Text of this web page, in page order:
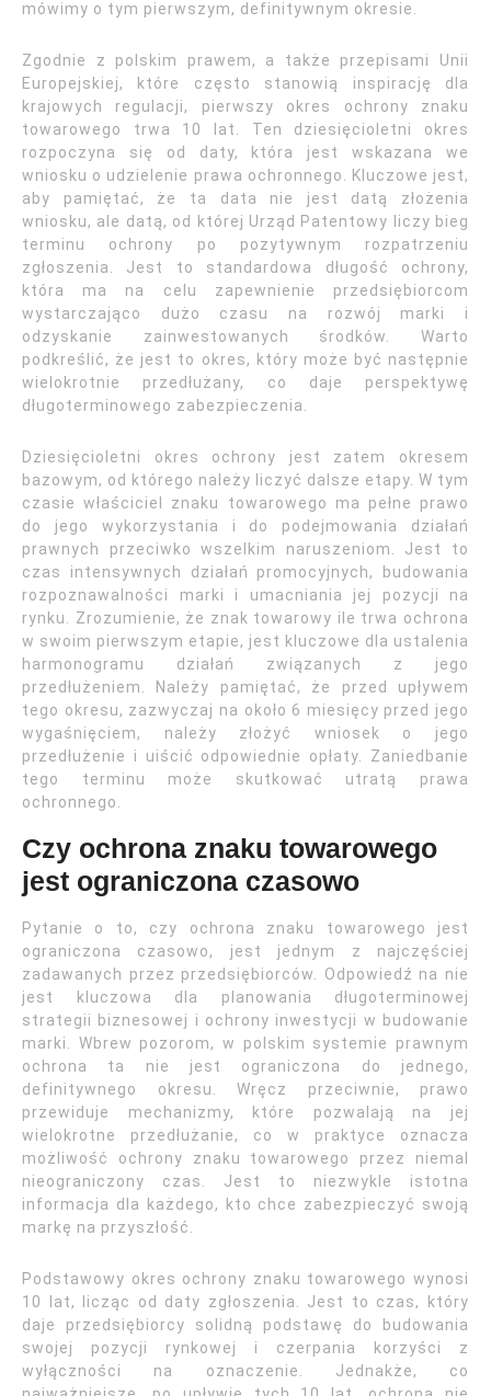
mówimy o tym pierwszym, definitywnym okresie.
Zgodnie z polskim prawem, a także przepisami Unii
Europejskiej, które często stanowią inspirację dla
krajowych regulacji, pierwszy okres ochrony znaku
towarowego trwa 10 lat. Ten dziesięcioletni okres
rozpoczyna się od daty, która jest wskazana we
wniosku o udzielenie prawa ochronnego. Kluczowe jest,
aby pamiętać, że ta data nie jest datą złożenia
wniosku, ale datą, od której Urząd Patentowy liczy bieg
terminu ochrony po pozytywnym rozpatrzeniu
zgłoszenia. Jest to standardowa długość ochrony,
która ma na celu zapewnienie przedsiębiorcom
wystarczająco dużo czasu na rozwój marki i
odzyskanie zainwestowanych środków. Warto
podkreślić, że jest to okres, który może być następnie
wielokrotnie przedłużany, co daje perspektywę
długoterminowego zabezpieczenia.
Dziesięcioletni okres ochrony jest zatem okresem
bazowym, od którego należy liczyć dalsze etapy. W tym
czasie właściciel znaku towarowego ma pełne prawo
do jego wykorzystania i do podejmowania działań
prawnych przeciwko wszelkim naruszeniom. Jest to
czas intensywnych działań promocyjnych, budowania
rozpoznawalności marki i umacniania jej pozycji na
rynku. Zrozumienie, że znak towarowy ile trwa ochrona
w swoim pierwszym etapie, jest kluczowe dla ustalenia
harmonogramu działań związanych z jego
przedłużeniem. Należy pamiętać, że przed upływem
tego okresu, zazwyczaj na około 6 miesięcy przed jego
wygaśnięciem, należy złożyć wniosek o jego
przedłużenie i uiścić odpowiednie opłaty. Zaniedbanie
tego terminu może skutkować utratą prawa
ochronnego.
Czy ochrona znaku towarowego
jest ograniczona czasowo
Pytanie o to, czy ochrona znaku towarowego jest
ograniczona czasowo, jest jednym z najczęściej
zadawanych przez przedsiębiorców. Odpowiedź na nie
jest kluczowa dla planowania długoterminowej
strategii biznesowej i ochrony inwestycji w budowanie
marki. Wbrew pozorom, w polskim systemie prawnym
ochrona ta nie jest ograniczona do jednego,
definitywnego okresu. Wręcz przeciwnie, prawo
przewiduje mechanizmy, które pozwalają na jej
wielokrotne przedłużanie, co w praktyce oznacza
możliwość ochrony znaku towarowego przez niemal
nieograniczony czas. Jest to niezwykle istotna
informacja dla każdego, kto chce zabezpieczyć swoją
markę na przyszłość.
Podstawowy okres ochrony znaku towarowego wynosi
10 lat, licząc od daty zgłoszenia. Jest to czas, który
daje przedsiębiorcy solidną podstawę do budowania
swojej pozycji rynkowej i czerpania korzyści z
wyłączności na oznaczenie. Jednakże, co